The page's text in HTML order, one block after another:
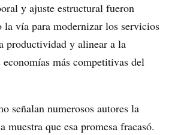
y ajuste estructural fueron
la vía para modernizar los servicios
productividad y alinear a la
más competitivas del
señalan numerosos autores la
muestra que esa promesa fracasó.